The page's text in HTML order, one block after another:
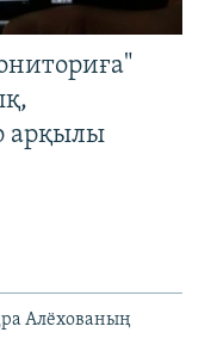
арқылы
Алёхованың